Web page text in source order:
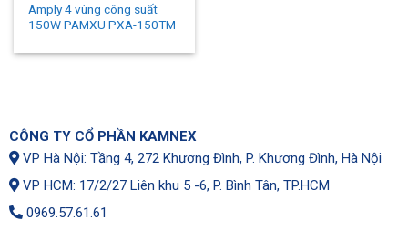
Amply 4 vùng công suất
150W PAMXU PXA-150TM
CÔNG TY CỔ PHẦN KAMNEX
VP Hà Nội: Tầng 4, 272 Khương Đình, P. Khương Đình, Hà Nội
VP HCM: 17/2/27 Liên khu 5 -6, P. Bình Tân, TP.HCM
0969.57.61.61